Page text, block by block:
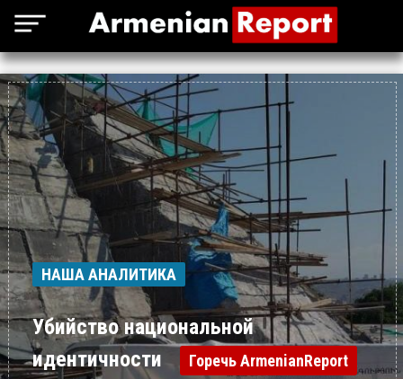
НАША АНАЛИТИКА
Убийство национальной
идентичности
Горечь ArmenianReport